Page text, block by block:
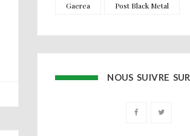
Gaerea Post Black Metal
NOUS SUIVRE SUR